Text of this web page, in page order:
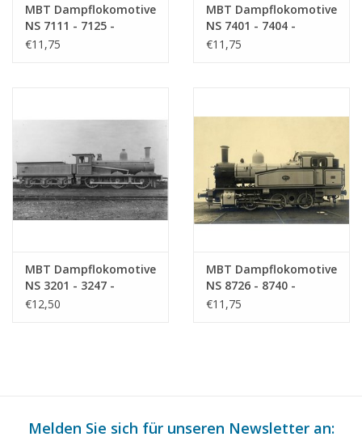
MBT Dampflokomotive
NS 7111 - 7125 -
Bauzeichnung
€11,75
MBT Dampflokomotive
NS 7401 - 7404 -
Bauzeichnung
€11,75
MBT Dampflokomotive
NS 3201 - 3247 -
Bauzeichnung
€12,50
MBT Dampflokomotive
NS 8726 - 8740 -
Bauzeichnung
€11,75
Melden Sie sich für unseren Newsletter an: